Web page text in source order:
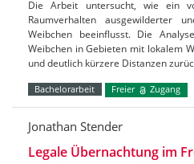
Die Arbeit untersucht, wie ein
Raumverhalten ausgewilderter
Weibchen beeinflusst. Die
Weibchen in Gebieten mit lokalem
und deutlich kürzere Distanzen
Bachelorarbeit Freier Zugang
Jonathan Stender
Legale Übernachtung im